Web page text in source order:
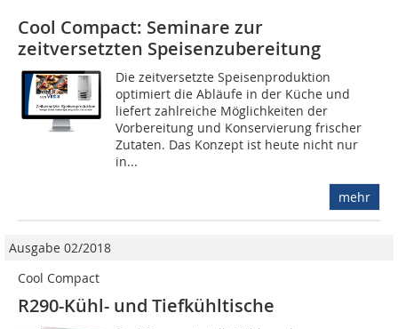
Cool Compact: Seminare zur
zeitversetzten Speisenzubereitung
Die zeitversetzte Speisenproduktion
optimiert die Abläufe in der Küche und
liefert zahlreiche Möglichkeiten der
Vorbereitung und Konservierung frischer
Zutaten. Das Konzept ist heute nicht nur
in...
mehr
Ausgabe 02/2018
Cool Compact
R290-Kühl- und Tiefkühltische